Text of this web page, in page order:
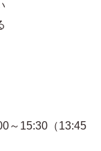
15:30（13:45